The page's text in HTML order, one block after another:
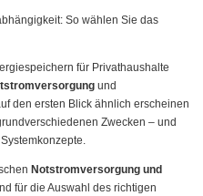
für Privathaushalte
und
den ersten Blick ähnlich erscheinen
Zwecken – und
Notstromversorgung und
für die Auswahl des richtigen